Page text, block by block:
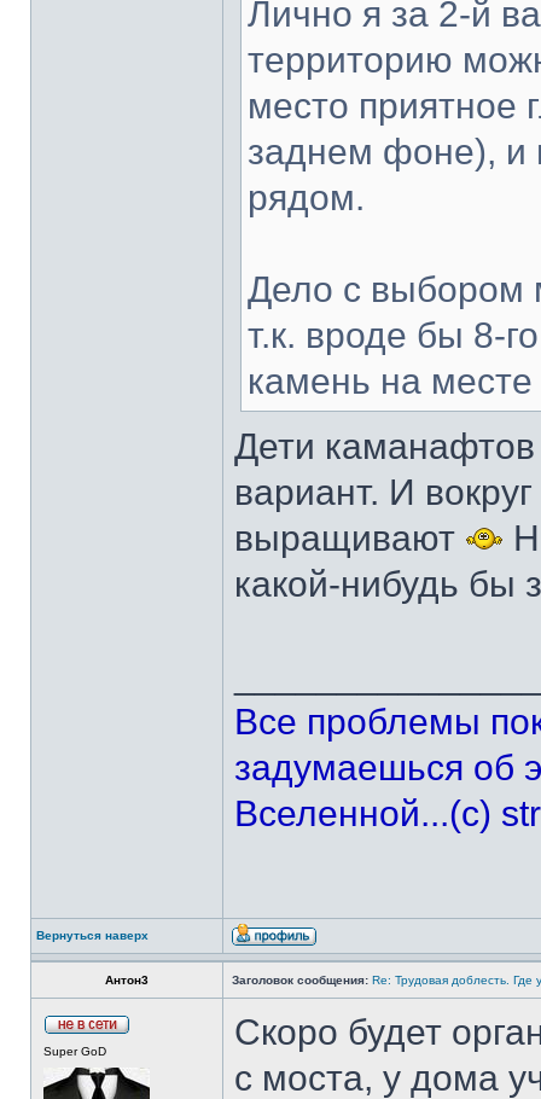
Лично я за 2-й
территорию
место приятное
заднем фоне), и
рядом.
Дело с выбором
т.к. вроде бы 8-
камень на
Дети
вариант. И
выращивают
какой-нибудь бы
Все проблемы
задумаешься об
Вселенной...(с)
Вернуться наверх
Антон3 Заголовок сообщения: Re: Трудовая доблесть. Где
Super GoD
Скоро будет
с моста, у дома